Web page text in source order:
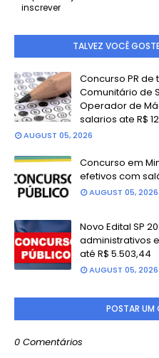
inscrever
TALVEZ VOCÊ
Concurso PR
Comunitário de
Operador de
salarios ate R$
AUGUST 05, 2026
Concurso em
efetivos com
AUGUST 05, 2026
Novo Edital SP
administrativos
até R$ 5.503,44
AUGUST 05, 2026
POSTAR UM
0 Comentários